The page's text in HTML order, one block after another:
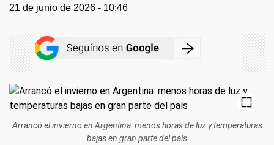
21 de junio de 2026 - 10:46
Arrancó el invierno en Argentina: menos horas de luz y temperaturas
bajas en gran parte del país